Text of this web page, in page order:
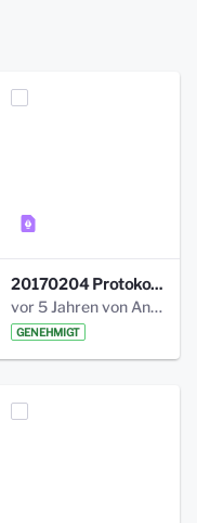
20170204 Protokoll Workshop 2 Promenade Schloßstraße (1).pdf
vor 5 Jahren von Anni Schlumberger
GENEHMIGT